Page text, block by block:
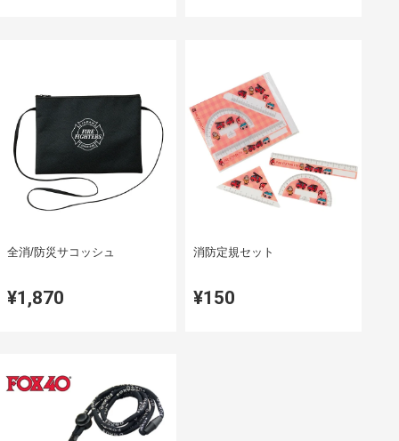
全消/防災サコッシュ
¥1,870
消防定規セット
¥150